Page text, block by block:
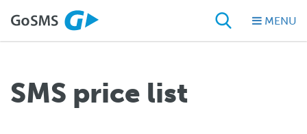
MENU
SMS price list